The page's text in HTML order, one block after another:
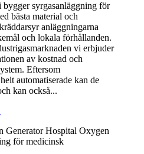
syrgasanläggning för
bästa material och
anläggningarna
och lokala förhållanden.
vi erbjuder
av kostnad och
Eftersom
automatiserade kan de
kan också...